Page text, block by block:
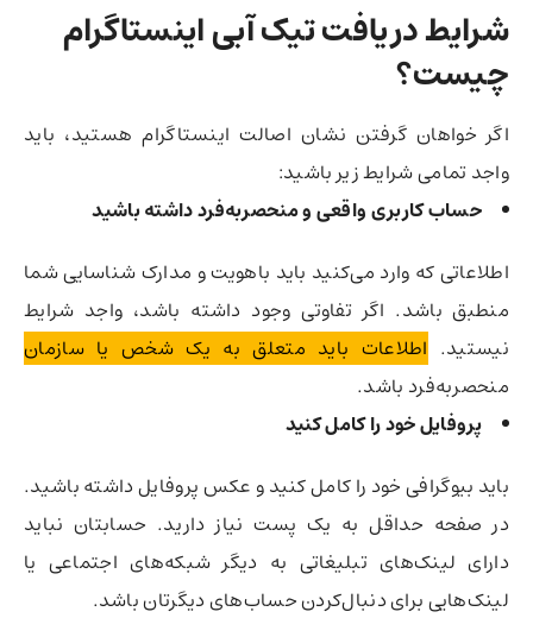
شرایط دریافت تیک آبی اینستاگرام
چیست؟
اگر خواهان گرفتن نشان اصالت اینستاگرام هستید، باید
واجد تمامی شرایط زیر باشید:
حساب کاربری واقعی و منحصربه‌فرد داشته باشید
اطلاعاتی که وارد می‌کنید باید باهویت و مدارک شناسایی شما
منطبق باشد. اگر تفاوتی وجود داشته باشد، واجد شرایط
نیستید. اطلاعات باید متعلق به یک شخص یا سازمان
منحصربه‌فرد باشد.
پروفایل خود را کامل کنید
باید بیوگرافی خود را کامل کنید و عکس پروفایل داشته باشید.
در صفحه حداقل به یک پست نیاز دارید. حسابتان نباید
دارای لینک‌های تبلیغاتی به دیگر شبکه‌های اجتماعی یا
لینک‌هایی برای دنبال‌کردن حساب‌های دیگرتان باشد.